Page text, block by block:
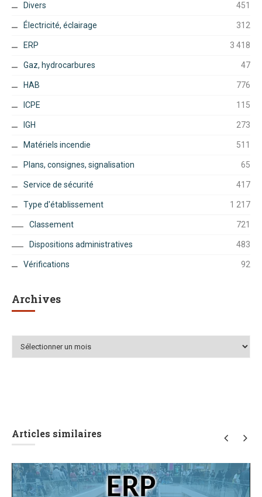
Divers 451
Électricité, éclairage 312
ERP 3 418
Gaz, hydrocarbures 47
HAB 776
ICPE 115
IGH 273
Matériels incendie 511
Plans, consignes, signalisation 65
Service de sécurité 417
Type d'établissement 1 217
Classement 721
Dispositions administratives 483
Vérifications 92
Archives
Archives
Articles similaires